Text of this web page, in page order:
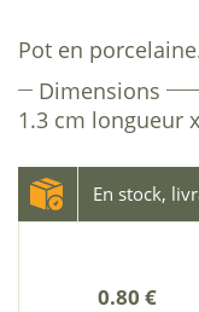
Pot en
Dimensions
1.3 cm longueur
En stock,
0.80 €